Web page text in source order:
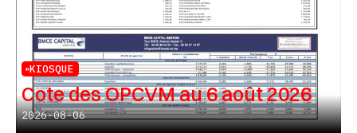
KIOSQUE
Cote des OPCVM au 6 août 2026
2026-08-06